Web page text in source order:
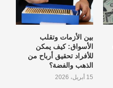
بين الأزمات وتقلب
الأسواق: كيف يمكن
للأفراد تحقيق أرباح من
الذهب والفضة؟
15 أبريل، 2026